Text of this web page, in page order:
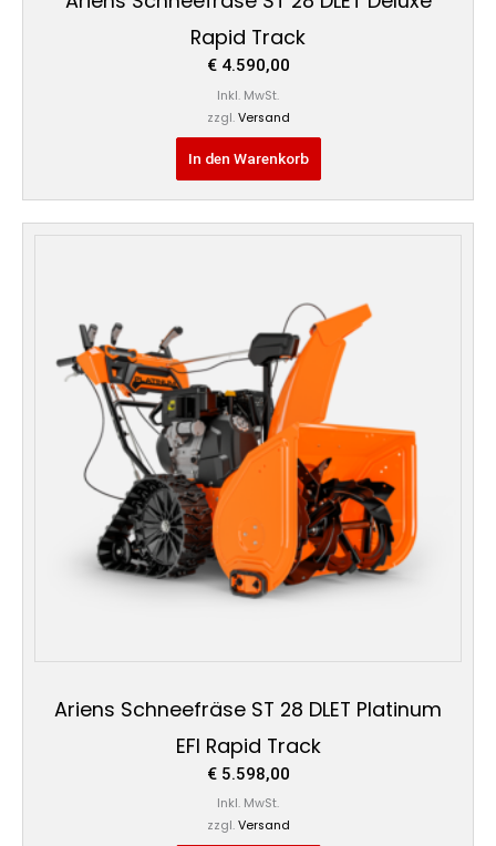
Rapid Track
€4.590,00
Inkl. MwSt.
zzgl. Versand
In den Warenkorb
Ariens Schneefräse ST 28 DLET Platinum
EFI Rapid Track
€5.598,00
Inkl. MwSt.
zzgl. Versand